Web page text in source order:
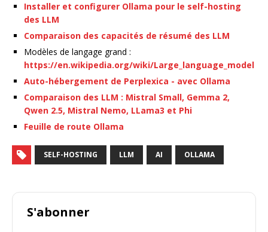
Installer et configurer Ollama pour le self-hosting
des LLM
Comparaison des capacités de résumé des LLM
Modèles de langage grand :
https://en.wikipedia.org/wiki/Large_language_model
Auto-hébergement de Perplexica - avec Ollama
Comparaison des LLM : Mistral Small, Gemma 2,
Qwen 2.5, Mistral Nemo, LLama3 et Phi
Feuille de route Ollama
SELF-HOSTING LLM AI OLLAMA
S'abonner